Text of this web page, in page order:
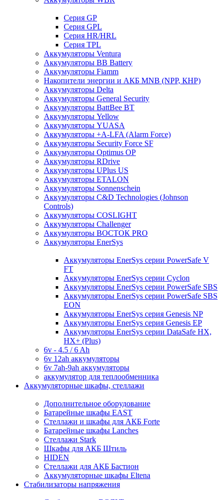
Cерия GP
Серия GPL
Серия HR/HRL
Серия TPL
Аккумуляторы Ventura
Аккумуляторы BB Battery
Аккумуляторы Fiamm
Накопители энергии и АКБ MNB (NPP, КНР)
Аккумуляторы Delta
Аккумуляторы General Security
Аккумуляторы BattBee BT
Аккумуляторы Yellow
Аккумуляторы YUASA
Аккумуляторы +A-LFA (Alarm Force)
Аккумуляторы Security Force SF
Аккумуляторы Optimus OP
Аккумуляторы RDrive
Аккумуляторы UPlus US
Аккумуляторы ETALON
Аккумуляторы Sonnenschein
Аккумуляторы С&D Technologies (Johnson
Controls)
Аккумуляторы COSLIGHT
Аккумуляторы Challenger
Аккумуляторы ВОСТОК PRO
Аккумуляторы EnerSys
Аккумуляторы EnerSys серии PowerSafe V
FT
Аккумуляторы EnerSys серии Cyclon
Аккумуляторы EnerSys серии PowerSafe SBS
Аккумуляторы EnerSys серии PowerSafe SBS
EON
Аккумуляторы EnerSys серия Genesis NP
Аккумуляторы EnerSys серия Genesis EP
Аккумуляторы EnerSys серии DataSafe HX,
HX+ (Plus)
6v - 4.5 / 6 Ah
6v 12ah аккумуляторы
6v 7ah-9ah аккумуляторы
аккумулятор для теплообменника
Аккумуляторные шкафы, стеллажи
Дополнительное оборудование
Батарейные шкафы EAST
Стеллажи и шкафы для АКБ Forte
Батарейные шкафы Lanches
Стеллажи Stark
Шкафы для АКБ Штиль
HIDEN
Стеллажи для АКБ Бастион
Аккумуляторные шкафы Eltena
Стабилизаторы напряжения